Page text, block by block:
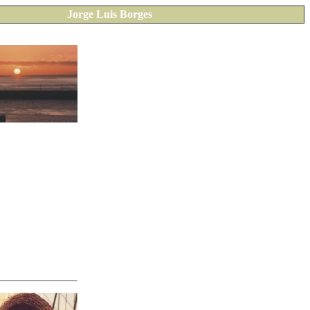
Jorge Luis Borges